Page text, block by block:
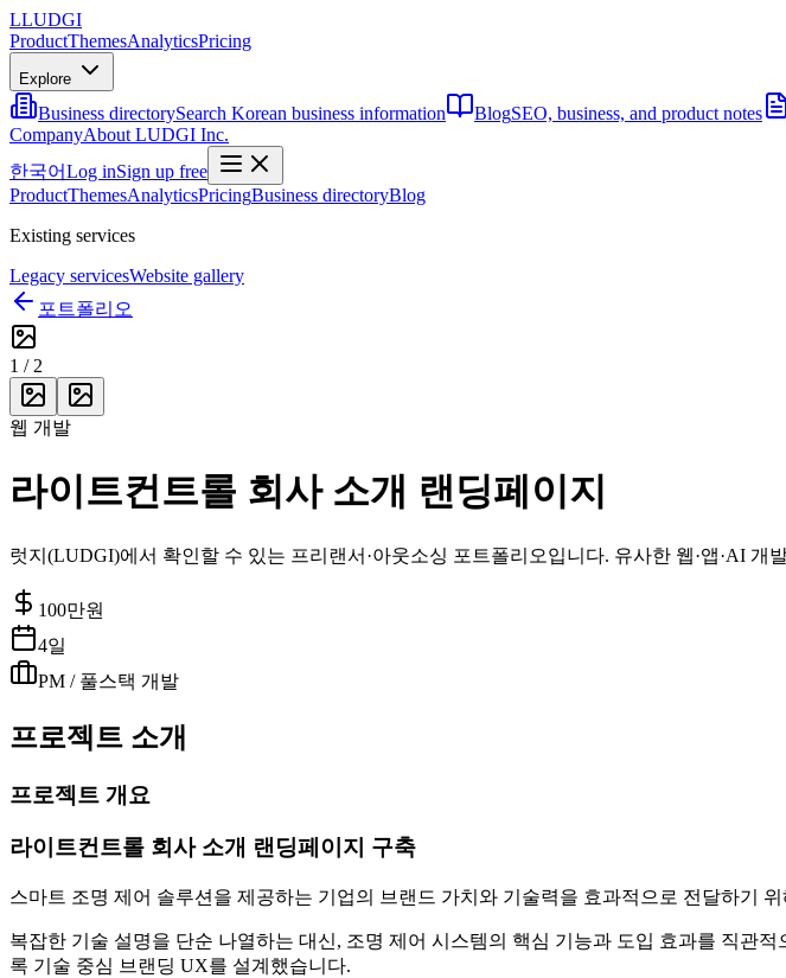
LLUDGI
ProductThemesAnalyticsPricing
Explore
Business directorySearch Korean business information BlogSEO, business, and product notes
CompanyAbout LUDGI Inc.
한국어Log inSign up free
ProductThemesAnalyticsPricingBusiness directoryBlog
Existing services
Legacy servicesWebsite gallery
포트폴리오
1 / 2
웹 개발
라이트컨트롤 회사 소개 랜딩페이지
럿지(LUDGI)에서 확인할 수 있는 프리랜서·아웃소싱 포트폴리오입니다. 유사한 웹·앱·AI
100만원
4일
PM / 풀스택 개발
프로젝트 소개
프로젝트 개요
라이트컨트롤 회사 소개 랜딩페이지 구축
스마트 조명 제어 솔루션을 제공하는 기업의 브랜드 가치와 기술력을 효과적으로 전달하기
복잡한 기술 설명을 단순 나열하는 대신, 조명 제어 시스템의 핵심 기능과 도입 효과를 직관
록 기술 중심 브랜딩 UX를 설계했습니다.